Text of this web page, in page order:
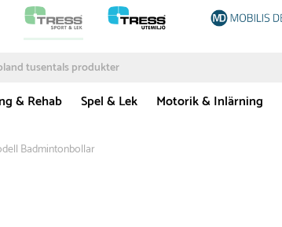
& Rehab Spel & Lek Motorik & Inlärning
Badmintonbollar